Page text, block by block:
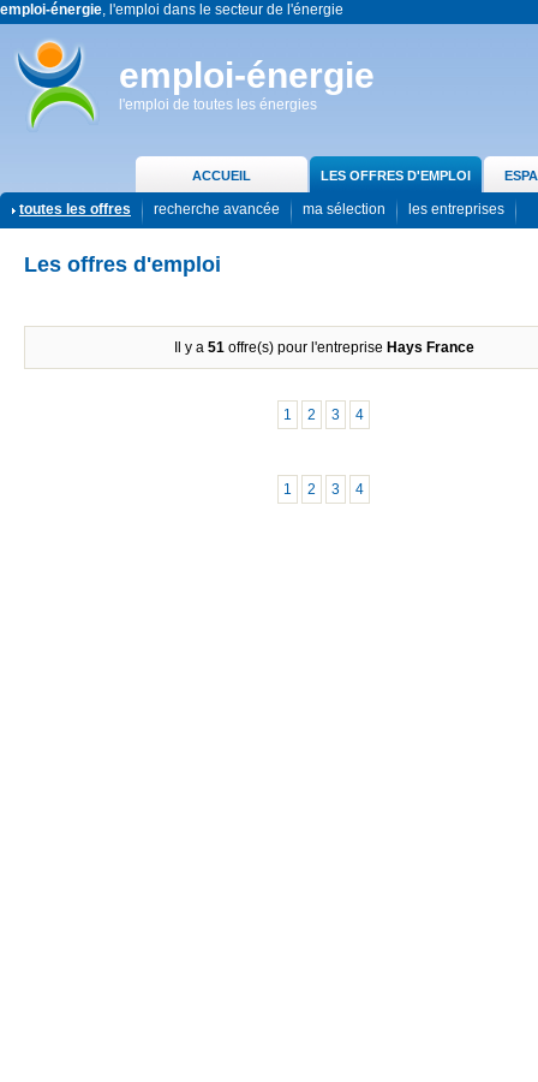
emploi-énergie, l'emploi dans le secteur de l'énergie
emploi-énergie
l'emploi de toutes les énergies
ACCUEIL LES OFFRES D'EMPLOI
toutes les offres recherche avancée ma sélection les entreprises
Les offres d'emploi
Il y a 51offre(s) pour l'entreprise Hays France
1 2 3 4
1 2 3 4